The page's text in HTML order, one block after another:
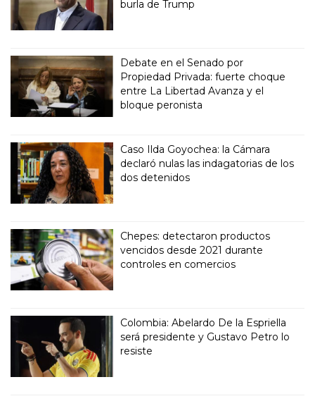
burla de Trump
Debate en el Senado por
Propiedad Privada: fuerte choque
entre La Libertad Avanza y el
bloque peronista
Caso Ilda Goyochea: la Cámara
declaró nulas las indagatorias de los
dos detenidos
Chepes: detectaron productos
vencidos desde 2021 durante
controles en comercios
Colombia: Abelardo De la Espriella
será presidente y Gustavo Petro lo
resiste